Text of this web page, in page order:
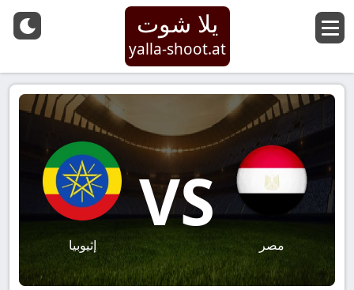
يلا شوت
yalla-shoot.at
مصر
VS
إثيوبيا